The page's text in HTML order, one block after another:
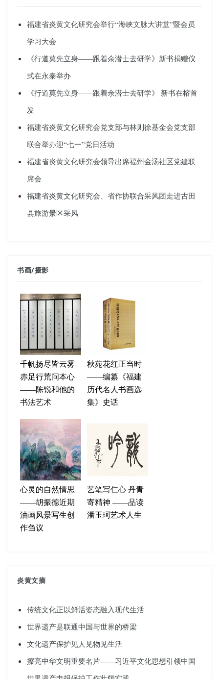
福建省炎黄文化研究会举行“海峡文脉大讲堂”暨会员
学习大会
《行道莫先立身——跟着余潜士去研学》新书捐赠仪
式在永泰举办
《行道莫先立身——跟着余潜士去研学》 新书在榕首
发
福建省炎黄文化研究会党支部与林则徐基金会党支部
联合举办迎“七一”党日活动
福建省炎黄文化研究会领导出席福州金汤社区党建联
席会
福建省炎黄文化研究会、省作协联合采风团走进古田
县旅游景区采风
书画/摄影
千帆扬尽皆云雾
赤足行荒问本心
——陈锐和他的
书法艺术
秋苑花红正当时
——编纂《福建
历代名人书画选
集》史话
心灵的自然情思
——胡振德近期
油画风景写生创
作刍议
艺笔写仁心 丹青
寄精神 ——品读
潘玉珂艺术人生
炎黄文摘
传统文化正以鲜活姿态融入现代生活
世界遗产是联通中国与世界的桥梁
文化遗产保护见人见物见生活
擦亮中华文明重要名片——习近平文化思想引领中国